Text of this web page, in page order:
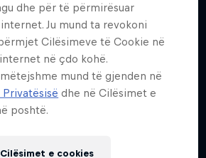
guys fly among the
shooting stars
Fotografitë 3
dhe për të përmirësuar
Ju mund ta revokoni
Cilësimeve të Cookie në
në çdo kohë.
mund të gjenden në
dhe në Cilësimet e
poshtë.
Cilësimet e cookies